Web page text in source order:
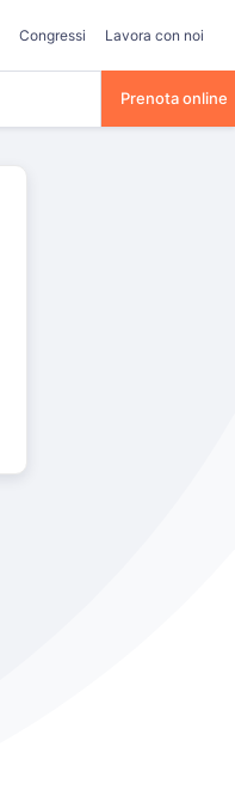
Congressi Lavora con noi
Prenota online